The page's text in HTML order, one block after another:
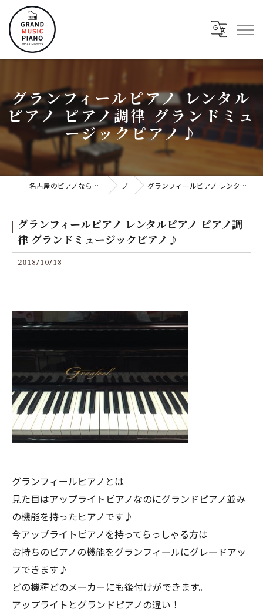
グランフィールピアノ レンタル
ピアノ ピアノ調律 グランドミュ
ージックピアノ♪
名古屋のピアノならグランドミュージックピアノ株式会社 ブログ グランフィールピアノ レンタルピアノ ピアノ調律 グランドミュージックピアノ♪
グランフィールピアノ レンタルピアノ ピアノ調
律 グランドミュージックピアノ♪
2018/10/18
グランフィールピアノとは
見た目はアップライトピアノなのにグランドピアノ並み
の機能を持ったピアノです♪
今アップライトピアノを持ってらっしゃる方は
お持ちのピアノの機能をグランフィールにグレードアッ
プできます♪
どの機種どのメーカーにも後付けができます。
アップライトとグランドピアノの違い！